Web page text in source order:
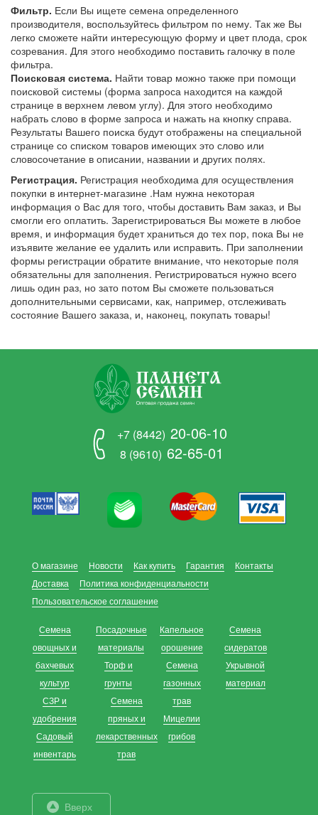
Фильтр. Если Вы ищете семена определенного
производителя, воспользуйтесь фильтром по нему. Так же Вы
легко сможете найти интересующую форму и цвет плода, срок
созревания. Для этого необходимо поставить галочку в поле
фильтра.
Поисковая система. Найти товар можно также при помощи
поисковой системы (форма запроса находится на каждой
странице в верхнем левом углу). Для этого необходимо
набрать слово в форме запроса и нажать на кнопку справа.
Результаты Вашего поиска будут отображены на специальной
странице со списком товаров имеющих это слово или
словосочетание в описании, названии и других полях.
Регистрация. Регистрация необходима для осуществления
покупки в интернет-магазине .Нам нужна некоторая
информация о Вас для того, чтобы доставить Вам заказ, и Вы
смогли его оплатить. Зарегистрироваться Вы можете в любое
время, и информация будет храниться до тех пор, пока Вы не
изъявите желание ее удалить или исправить. При заполнении
формы регистрации обратите внимание, что некоторые поля
обязательны для заполнения. Регистрироваться нужно всего
лишь один раз, но зато потом Вы сможете пользоваться
дополнительными сервисами, как, например, отслеживать
состояние Вашего заказа, и, наконец, покупать товары!
+7 (8442) 20-06-10
8 (9610) 62-65-01
О магазине Новости Как купить Гарантия
Контакты
Доставка
Политика конфиденциальности
Пользовательское соглашение
Семена
овощных и
бахчевых
культур
СЗР и
удобрения
Садовый
инвентарь
Посадочные
материалы
Торф и
грунты
Семена
пряных и
лекарственных
трав
Капельное
орошение
Семена
газонных
трав
Мицелии
грибов
Семена
сидератов
Укрывной
материал
Вверх